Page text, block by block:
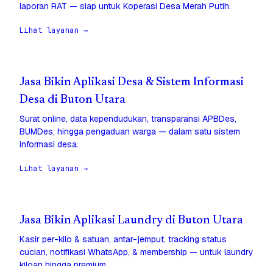
laporan RAT — siap untuk Koperasi Desa Merah Putih.
Lihat layanan →
Jasa Bikin Aplikasi Desa & Sistem Informasi
Desa di Buton Utara
Surat online, data kependudukan, transparansi APBDes,
BUMDes, hingga pengaduan warga — dalam satu sistem
informasi desa.
Lihat layanan →
Jasa Bikin Aplikasi Laundry di Buton Utara
Kasir per-kilo & satuan, antar-jemput, tracking status
cucian, notifikasi WhatsApp, & membership — untuk laundry